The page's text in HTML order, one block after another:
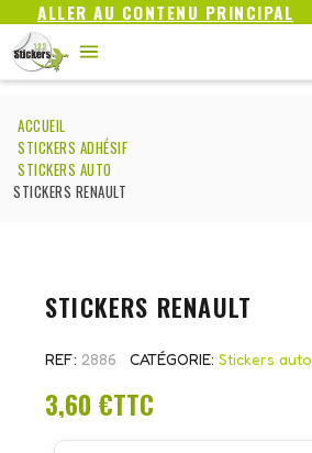
ALLER AU CONTENU PRINCIPAL
ACCUEIL
STICKERS ADHÉSIF
STICKERS AUTO
STICKERS RENAULT
STICKERS RENAULT
REF 2886 CATÉGORIE Stickers auto
3,60 €TTC